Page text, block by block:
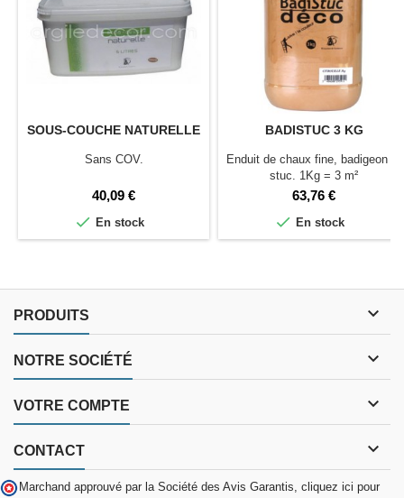
SOUS-COUCHE NATURELLE
Sans COV.
Prix
40,09 €
 En stock
BADISTUC 3 KG
Enduit de chaux fine, badigeon et
stuc. 1Kg = 3 m²
Prix
63,76 €
 En stock
PRODUITS 
NOTRE SOCIÉTÉ 
VOTRE COMPTE 
CONTACT 
Marchand approuvé par la Société des Avis Garantis, cliquez ici pour